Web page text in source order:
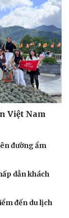
Việt Nam
đường ẩm
dẫn khách
đến du lịch